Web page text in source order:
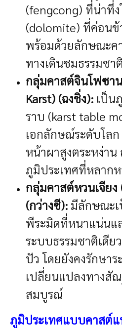
(fengcong) ที่น่าทึ่
(dolomite) ที่ค่อนข้
พร้อมด้วยลักษณะค
ทางเดินชมธรรมชาติ
กลุ่มคาสต์จินโฟซา
Karst) (ฉงชิ่ง): เป็น
ราบ (karst table
เอกลักษณ์ระดับโลก
หน้าผาสูงตระหง่า
ภูมิประเทศที่หลาก
กลุ่มคาสต์หวนเจียง
(กว่างซี): มีลักษณะ
พีระมิดที่หนาแน่นแ
ระบบธรรมชาติเดี
ปัว โดยยังคงรักษา
เปลี่ยนแปลงทางสั
สมบูรณ์
ภูมิประเทศแบบคาสต์แ